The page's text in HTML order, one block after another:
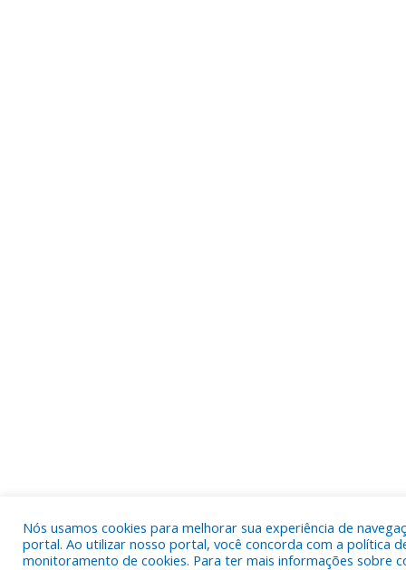
Nós usamos cookies para melhorar sua experiência de
portal. Ao utilizar nosso portal, você concorda com a política
monitoramento de cookies. Para ter mais informações sobre